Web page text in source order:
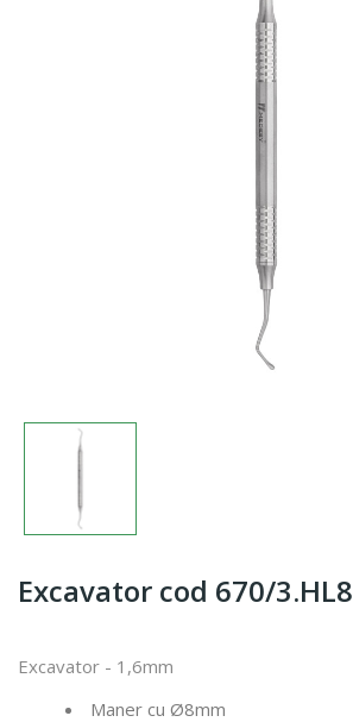
Excavator cod 670/3.HL8
Excavator - 1,6mm
Maner cu Ø8mm